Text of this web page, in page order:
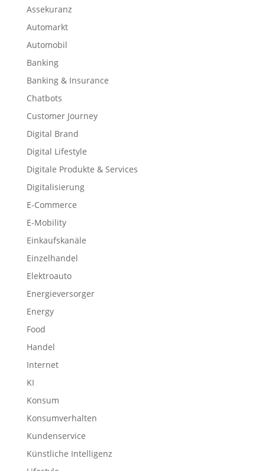
Assekuranz
Automarkt
Automobil
Banking
Banking & Insurance
Chatbots
Customer Journey
Digital Brand
Digital Lifestyle
Digitale Produkte & Services
Digitalisierung
E-Commerce
E-Mobility
Einkaufskanäle
Einzelhandel
Elektroauto
Energieversorger
Energy
Food
Handel
Internet
KI
Konsum
Konsumverhalten
Kundenservice
Künstliche Intelligenz